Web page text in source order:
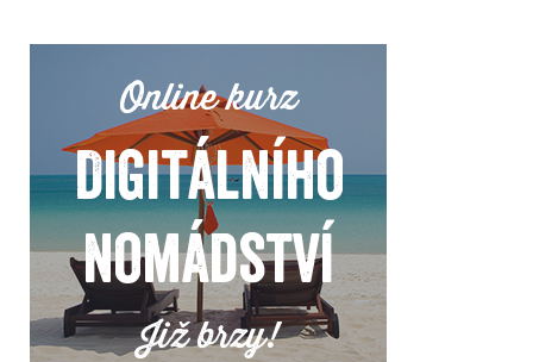
Online kurz
Digitálního
nomádství
Již brzy!